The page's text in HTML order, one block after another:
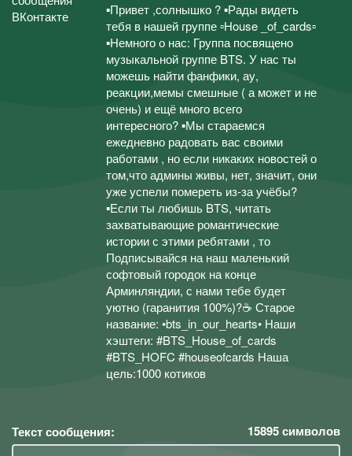
▪️Привет ,солнышко ? ▪️Рады видеть
тебя в нашей группе ▫️House _of_cards▫️
▪️Немного о нас: Группа посвящено
музыкальной группе BTS. У нас ты
можешь найти фанфики, ау,
реакции,мемы смешные ( а может и не
очень) и ещё много всего
интересного? ▪️Мы стараемся
ежедневно радовать вас своими
работами , но если никаких новостей о
том,что админы живы, нет, значит, они
уже успели помереть из-за учёбы?
▪️Если ты любишь BTS, читать
захватывающие романтические
истории с этими ребятами , то
Подписывайся на наш маленький
софтовый городок на конце
Арминляндии, с нами тебе будет
уютно (гаранития 100%)?☕️ Старое
название: •bts_in_our_hearts• Наши
хэштеги: #BTS_House_of_cards
#BTS_HOFC #houseofcards Наша
цель:1000 котиков
Текст сообщения: 15895символов